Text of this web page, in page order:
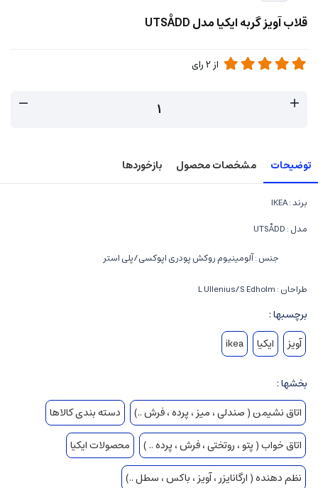
قلاب آویز گربه ایکیا مدل UTSÅDD
از2رای
توضیحات مشخصات محصول بازخوردها
برند : IKEA
مدل : UTSÅDD
جنس : آلومینیوم روکش پودری اپوکسی/پلی استر
طراحان : L Ullenius/S Edholm
برچسبها :
آویز
ایکیا ikea
بخشها :
اتاق نشیمن ( صندلی ، میز ، پرده ، فرش ..)
دسته بندی کالاها
اتاق خواب ( پتو ، روتختی ، فرش ، پرده .. )
محصولات ایکیا
نظم دهنده ( ارگانایزر ، آویز ، باکس ، سطل ..)